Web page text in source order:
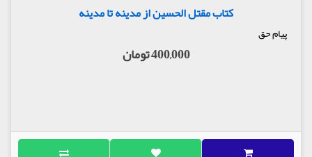
کتاب مقتل الحسین از مدینه تا مدینه
پیام حق
400,000 تومان